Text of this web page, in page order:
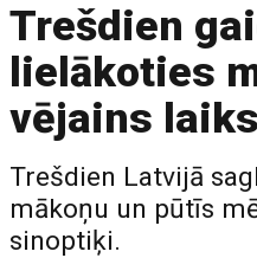
Trešdien
lielākoties
vējains laiks
Trešdien Latvijā
mākoņu un pūtīs
sinoptiķi.